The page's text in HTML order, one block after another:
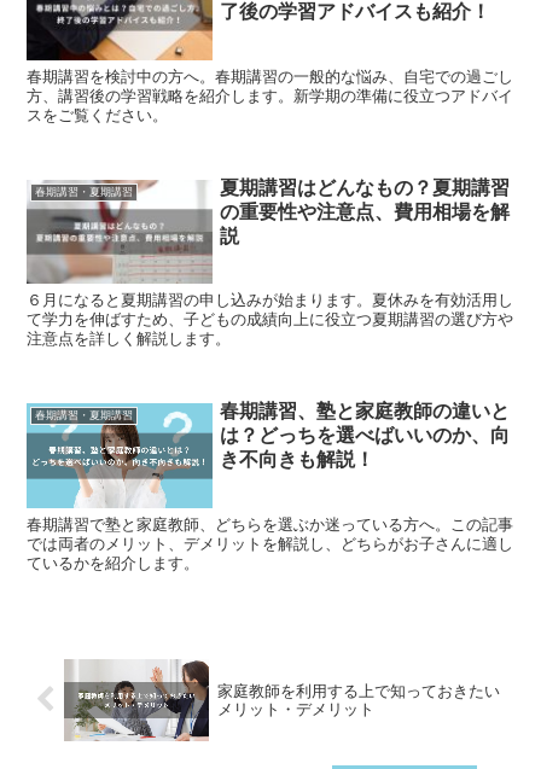
了後の学習アドバイスも紹介！
春期講習を検討中の方へ。春期講習の一般的な悩み、自宅での過ごし
方、講習後の学習戦略を紹介します。新学期の準備に役立つアドバイ
スをご覧ください。
春期講習・夏期講習
夏期講習はどんなもの？夏期講習
の重要性や注意点、費用相場を解
説
６月になると夏期講習の申し込みが始まります。夏休みを有効活用し
て学力を伸ばすため、子どもの成績向上に役立つ夏期講習の選び方や
注意点を詳しく解説します。
春期講習・夏期講習
春期講習、塾と家庭教師の違いと
は？どっちを選べばいいのか、向
き不向きも解説！
春期講習で塾と家庭教師、どちらを選ぶか迷っている方へ。この記事
では両者のメリット、デメリットを解説し、どちらがお子さんに適し
ているかを紹介します。
家庭教師を利用する上で知っておきたい
メリット・デメリット